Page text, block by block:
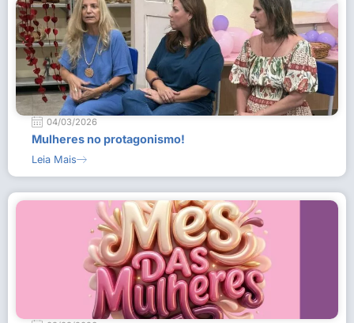
04/03/2026
Mulheres no protagonismo!
Leia Mais